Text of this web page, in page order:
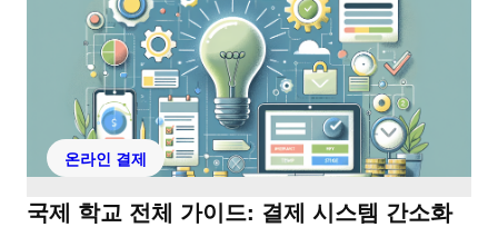
온라인 결제
국제 학교 전체 가이드: 결제 시스템 간소화